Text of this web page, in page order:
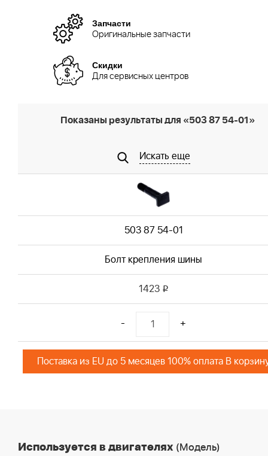
Запчасти
Оригинальные запчасти
Скидки
Для сервисных центров
Показаны результаты для «503 87 54-01»
Искать еще
503 87 54-01
Болт крепления шины
1423 i
- +
Поставка из EU до 5 месяцев 100% оплата В
Используется в двигателях (Модель)